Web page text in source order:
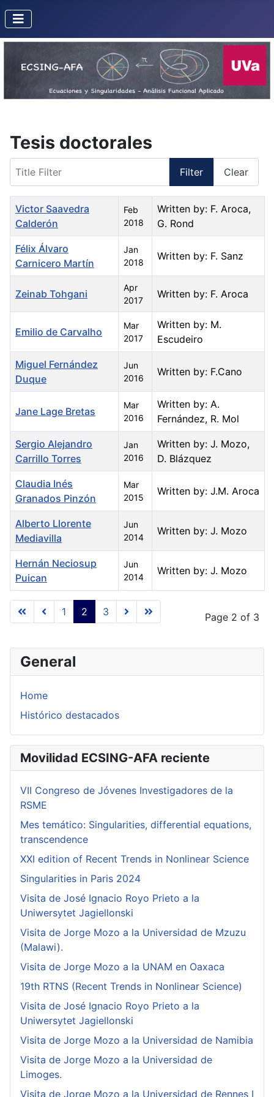
General
Home
Histórico destacados
Movilidad ECSING-AFA reciente
VII Congreso de Jóvenes Investigadores de la
RSME
Mes temático: Singularities, differential equations,
transcendence
XXI edition of Recent Trends in Nonlinear Science
Singularities in Paris 2024
Visita de José Ignacio Royo Prieto a la
Uniwersytet Jagiellonski
Visita de Jorge Mozo a la Universidad de Mzuzu
(Malawi).
Visita de Jorge Mozo a la UNAM en Oaxaca
19th RTNS (Recent Trends in Nonlinear Science)
Visita de José Ignacio Royo Prieto a la
Uniwersytet Jagiellonski
Visita de Jorge Mozo a la Universidad de Namibia
Visita de Jorge Mozo a la Universidad de
Limoges.
Visita de Jorge Mozo a la Universidad de Rennes I
Tesis doctorales
Filter Clear
Articles
Title Created Date Author
Victor Saavedra
Calderón
Feb
2018
Written by: F. Aroca,
G. Rond
Félix Álvaro
Carnicero Martín
Jan
2018
Written by: F. Sanz
Zeinab Tohgani
Apr
2017
Written by: F. Aroca
Emilio de Carvalho
Mar
2017
Written by: M.
Escudeiro
Miguel Fernández
Duque
Jun
2016
Written by: F.Cano
Jane Lage Bretas
Mar
2016
Written by: A.
Fernández, R. Mol
Sergio Alejandro
Carrillo Torres
Jan
2016
Written by: J. Mozo,
D. Blázquez
Claudia Inés
Granados Pinzón
Mar
2015
Written by: J.M. Aroca
Alberto Llorente
Mediavilla
Jun
2014
Written by: J. Mozo
Hernán Neciosup
Puican
Jun
2014
Written by: J. Mozo
Page 2 of 3
1 2 3